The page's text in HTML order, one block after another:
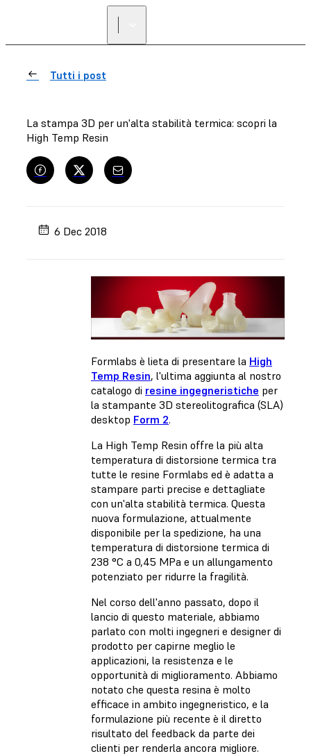
Tutti i post
La stampa 3D per un'alta stabilità termica: scopri la
High Temp Resin
6 Dec 2018
Formlabs è lieta di presentare la High
Temp Resin, l'ultima aggiunta al nostro
catalogo di resine ingegneristiche per
la stampante 3D stereolitografica (SLA)
desktop Form 2.
La High Temp Resin offre la più alta
temperatura di distorsione termica tra
tutte le resine Formlabs ed è adatta a
stampare parti precise e dettagliate
con un'alta stabilità termica. Questa
nuova formulazione, attualmente
disponibile per la spedizione, ha una
temperatura di distorsione termica di
238 °C a 0,45 MPa e un allungamento
potenziato per ridurre la fragilità.
Nel corso dell'anno passato, dopo il
lancio di questo materiale, abbiamo
parlato con molti ingegneri e designer di
prodotto per capirne meglio le
applicazioni, la resistenza e le
opportunità di miglioramento. Abbiamo
notato che questa resina è molto
efficace in ambito ingegneristico, e la
formulazione più recente è il diretto
risultato del feedback da parte dei
clienti per renderla ancora migliore.